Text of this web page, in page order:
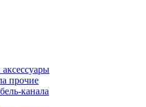
прочие
канала